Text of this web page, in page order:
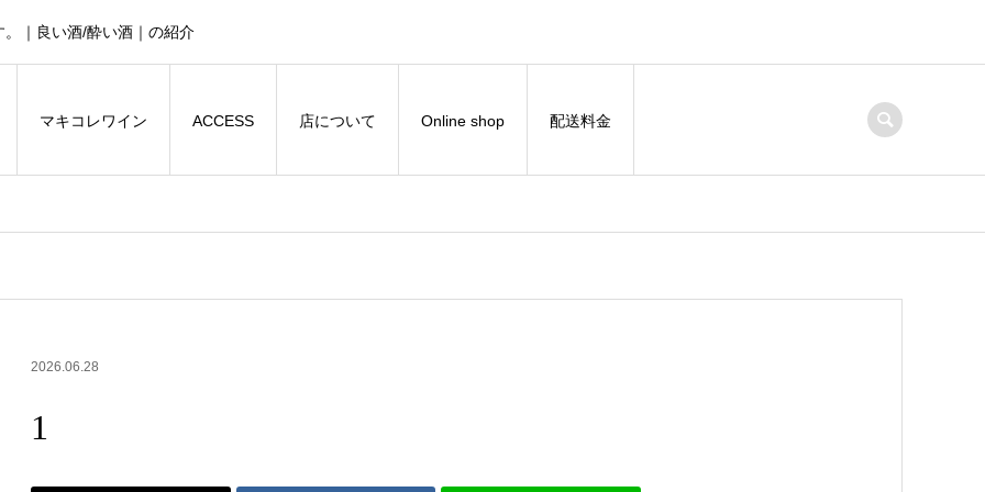
｜良い酒/酔い酒｜の紹介
マキコレワイン ACCESS 店について Online shop 配送料金
2026.06.28
1